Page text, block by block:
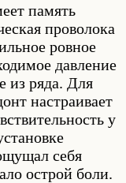
память
проволока
ровное
давление
из ряда. Для
настраивает
у
себя
острой боли.